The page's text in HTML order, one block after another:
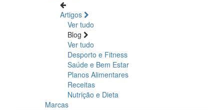
Artigos
Ver tudo
Blog
Ver tudo
Desporto e Fitness
Saúde e Bem Estar
Planos Alimentares
Receitas
Nutrição e Dieta
Marcas